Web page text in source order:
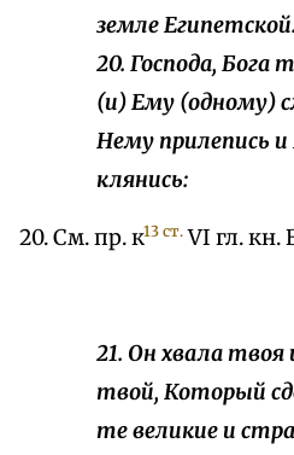
земле Египетской.
20. Господа, Бога
(и) Ему (одному)
Нему прилепись
клянись:
20. См. пр. к13 ст. VI гл. кн.
21. Он хвала твоя
твой, Который
те великие и